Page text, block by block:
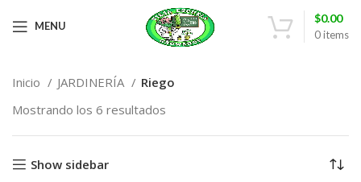
MENU
0items
$0.00
Inicio JARDINERÍA
Riego
Mostrando los 6 resultados
Show sidebar